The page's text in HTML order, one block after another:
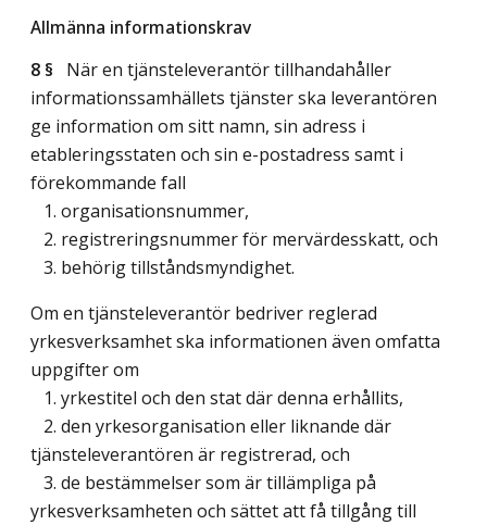
Allmänna informationskrav
8 § När en tjänsteleverantör tillhandahåller
informationssamhällets tjänster ska leverantören
ge information om sitt namn, sin adress i
etableringsstaten och sin e-postadress samt i
förekommande fall
1. organisationsnummer,
2. registreringsnummer för mervärdesskatt, och
3. behörig tillståndsmyndighet.
Om en tjänsteleverantör bedriver reglerad
yrkesverksamhet ska informationen även omfatta
uppgifter om
1. yrkestitel och den stat där denna erhållits,
2. den yrkesorganisation eller liknande där
tjänsteleverantören är registrerad, och
3. de bestämmelser som är tillämpliga på
yrkesverksamheten och sättet att få tillgång till